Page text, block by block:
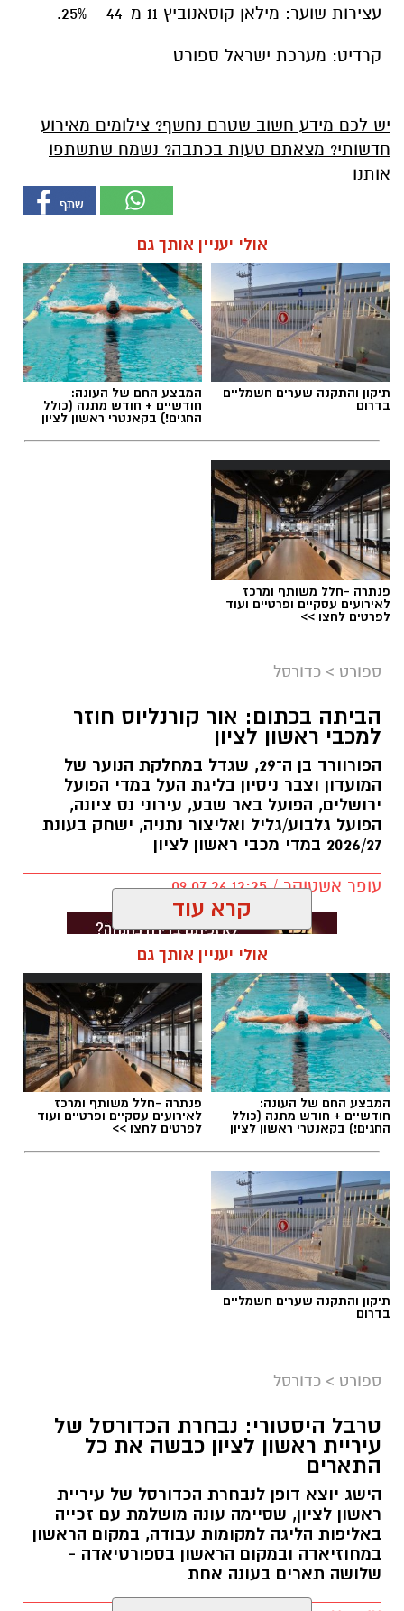
עצירות שוער: מילאן קוסאנוביץ 11 מ-44 - 25%.
קרדיט: מערכת ישראל ספורט
יש לכם מידע חשוב שטרם נחשף? צילומים מאירוע
חדשותי? מצאתם טעות בכתבה? נשמח שתשתפו
אותנו
אולי יעניין אותך גם
תיקון והתקנה שערים חשמליים
בדרום
המבצע החם של העונה:
חודשיים + חודש מתנה (כולל
החגים!) בקאנטרי ראשון לציון
פנתרה -חלל משותף ומרכז
לאירועים עסקיים ופרטיים ועוד
לפרטים לחצו >>
ספורט > כדורסל
הביתה בכתום: אור קורנליוס חוזר
למכבי ראשון לציון
הפורוורד בן ה־29, שגדל במחלקת הנוער של
המועדון וצבר ניסיון בליגת העל במדי הפועל
ירושלים, הפועל באר שבע, עירוני נס ציונה,
הפועל גלבוע/גליל ואליצור נתניה, ישחק בעונת
2026/27 במדי מכבי ראשון לציון
עופר אשטוקר / 12:25 09.07.26
תגים:מכבי ראשון לציון, אור קורלניוס
אור קורנליוס חתם במכבי ראשון לציון
מכבי ראשון לציון ממשיכה לבנות את הסגל לעונת
2026/27 והודיעה היום (חמישי) על החתמתו של אור
קורנליוס.
קורנליוס (29, 1.99 מ') גדל במחלקת הנוער של
קרא עוד
אולי יעניין אותך גם
המבצע החם של העונה:
חודשיים + חודש מתנה (כולל
החגים!) בקאנטרי ראשון לציון
פנתרה -חלל משותף ומרכז
לאירועים עסקיים ופרטיים ועוד
לפרטים לחצו >>
תיקון והתקנה שערים חשמליים
בדרום
ספורט > כדורסל
טרבל היסטורי: נבחרת הכדורסל של
עיריית ראשון לציון כבשה את כל
התארים
הישג יוצא דופן לנבחרת הכדורסל של עיריית
ראשון לציון, שסיימה עונה מושלמת עם זכייה
באליפות הליגה למקומות עבודה, במקום הראשון
במחוזיאדה ובמקום הראשון בספורטיאדה -
שלושה תארים בעונה אחת